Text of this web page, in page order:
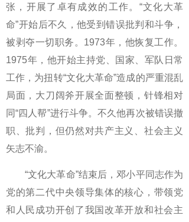
张，开展了卓有成效的工作。“文化大革
命”开始后不久，他受到错误批判和斗争，
被剥夺一切职务。1973年，他恢复工作。
1975年，他开始主持党、国家、军队日常
工作，为扭转“文化大革命”造成的严重混乱
局面，大刀阔斧开展全面整顿，针锋相对
同“四人帮”进行斗争。不久他再次被错误撤
职、批判，但仍然对共产主义、社会主义
矢志不渝。
“文化大革命”结束后，邓小平同志作为
党的第二代中央领导集体的核心，带领党
和人民成功开创了我国改革开放和社会主